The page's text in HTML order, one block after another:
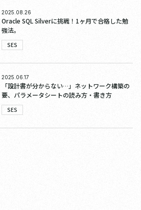
2025.08.26
Oracle SQL Silverに挑戦！1ヶ月で合格した勉
強法。
SES
2025.06.17
「設計書が分からない…」ネットワーク構築の
要、パラメータシートの読み方・書き方
SES